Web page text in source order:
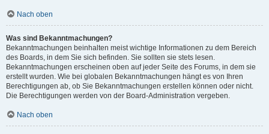
Nach oben
Was sind Bekanntmachungen?
Bekanntmachungen beinhalten meist wichtige Informationen zu dem Bereich
des Boards, in dem Sie sich befinden. Sie sollten sie stets lesen.
Bekanntmachungen erscheinen oben auf jeder Seite des Forums, in dem sie
erstellt wurden. Wie bei globalen Bekanntmachungen hängt es von Ihren
Berechtigungen ab, ob Sie Bekanntmachungen erstellen können oder nicht.
Die Berechtigungen werden von der Board-Administration vergeben.
Nach oben